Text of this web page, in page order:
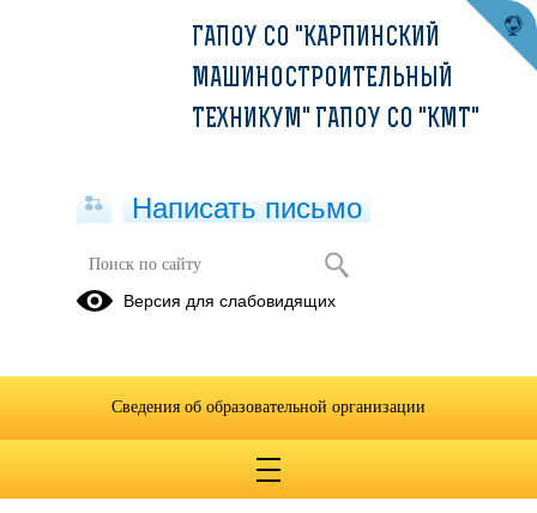
Информатика
ГАПОУ СО "КАРПИНСКИЙ
МАШИНОСТРОИТЕЛЬНЫЙ
ТЕХНИКУМ" ГАПОУ СО "КМТ"
Написать письмо
Версия для слабовидящих
Сведения об образовательной организации